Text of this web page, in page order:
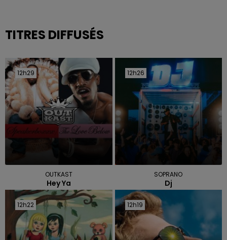
TITRES DIFFUSÉS
12h29
12h29
OUTKAST
Hey Ya
12h26
12h26
SOPRANO
Dj
12h22
12h22 12h19
12h19